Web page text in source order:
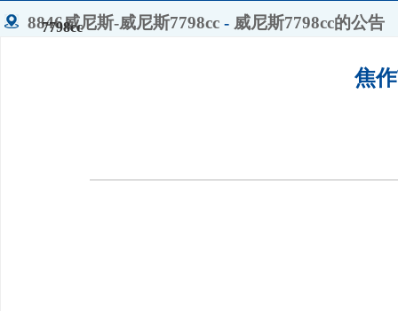
7798cc
8846威尼斯-威尼斯7798cc - 威尼斯7798cc的公告
焦